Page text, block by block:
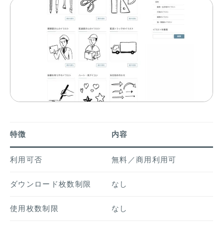
特徴 内容
利用可否 無料／商用利用可
ダウンロード枚数制限 なし
使用枚数制限 なし